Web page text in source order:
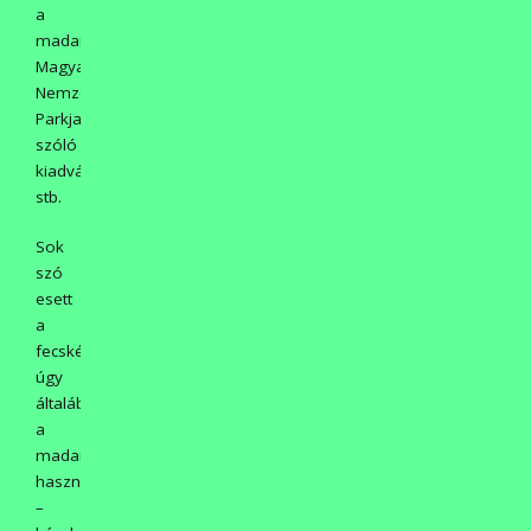
a
madarakról,
Magyarország
Nemzeti
Parkjairól
szóló
kiadványokat,
stb.
Sok
szó
esett
a
fecskékről,
úgy
általában
a
madarak
hasznáról,
–